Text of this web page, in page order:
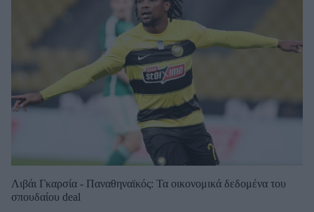
Λιβάι Γκαρσία - Παναθηναϊκός: Τα οικονομικά δεδομένα του
σπουδαίου deal